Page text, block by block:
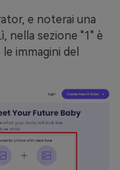
e noterai una
nella sezione "1" è
immagini del